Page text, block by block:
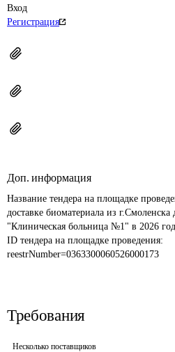
Вход
Регистрация
Доп. информация
Название тендера на площадке
доставке биоматериала из
"Клиническая больница №1" в 2026
ID тендера на площадке проведения:
reestrNumber=0363300060526000173
Требования
Несколько поставщиков